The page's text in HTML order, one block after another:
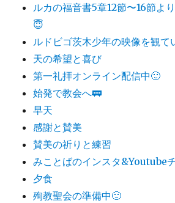
ルカの福音書5章12節〜16節よ
😇
ルドビゴ茨木少年の映像を観て
天の希望と喜び
第一礼拝オンライン配信中🙂
始発で教会へ🚃
早天
感謝と賛美
賛美の祈りと練習
みことばのインスタ&Youtube
夕食
殉教聖会の準備中🙂